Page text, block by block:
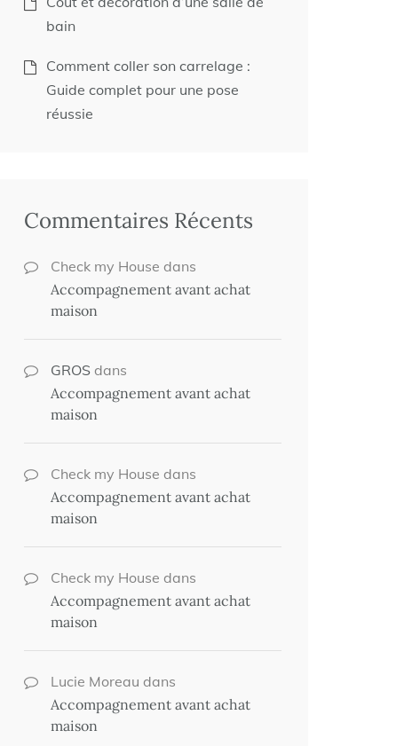
bain
Comment coller son carrelage :
Guide complet pour une pose
réussie
Commentaires Récents
Check my House dans
Accompagnement avant achat
maison
GROS dans
Accompagnement avant achat
maison
Check my House dans
Accompagnement avant achat
maison
Check my House dans
Accompagnement avant achat
maison
Lucie Moreau dans
Accompagnement avant achat
maison